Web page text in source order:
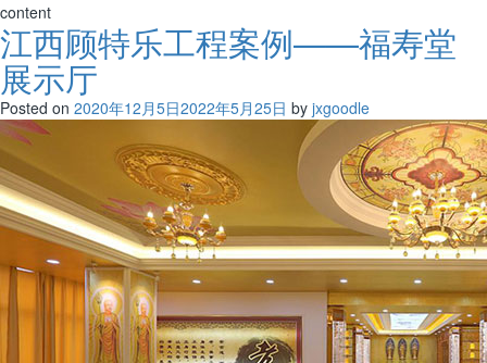
content
江西顾特乐工程案例——福寿堂
展示厅
Posted on 2020年12月5日2022年5月25日 by jxgoodle